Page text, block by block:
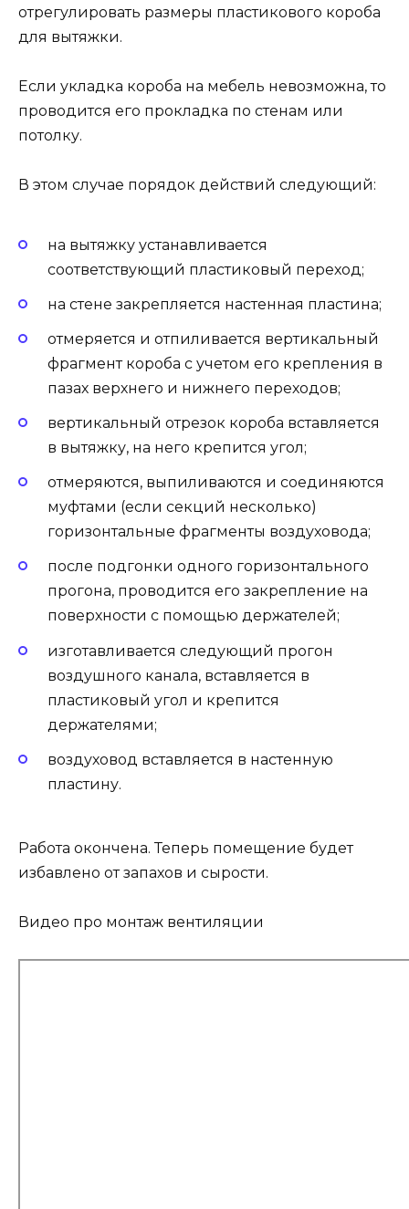
отрегулировать размеры пластикового короба
для вытяжки.
Если укладка короба на мебель невозможна, то
проводится его прокладка по стенам или
потолку.
В этом случае порядок действий следующий:
на вытяжку устанавливается
соответствующий пластиковый переход;
на стене закрепляется настенная пластина;
отмеряется и отпиливается вертикальный
фрагмент короба с учетом его крепления в
пазах верхнего и нижнего переходов;
вертикальный отрезок короба вставляется
в вытяжку, на него крепится угол;
отмеряются, выпиливаются и соединяются
муфтами (если секций несколько)
горизонтальные фрагменты воздуховода;
после подгонки одного горизонтального
прогона, проводится его закрепление на
поверхности с помощью держателей;
изготавливается следующий прогон
воздушного канала, вставляется в
пластиковый угол и крепится
держателями;
воздуховод вставляется в настенную
пластину.
Работа окончена. Теперь помещение будет
избавлено от запахов и сырости.
Видео про монтаж вентиляции